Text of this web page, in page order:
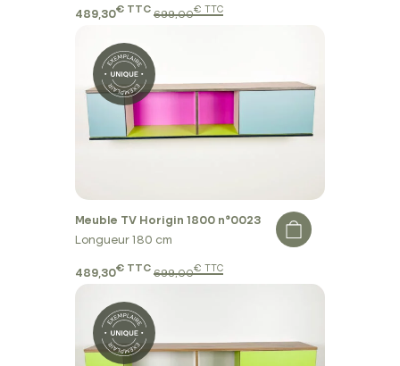
489,30€ TTC
699,00
€ TTC
Meuble TV Horigin 1800 n°0023
Longueur 180 cm
489,30€ TTC
699,00
€ TTC